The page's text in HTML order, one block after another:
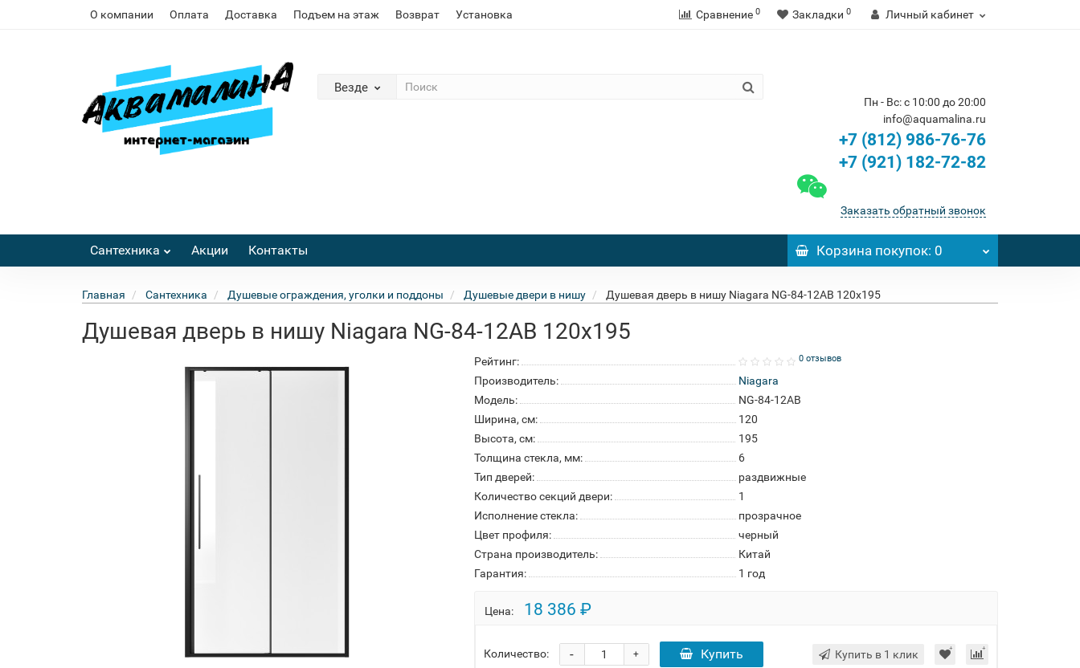
О компании Оплата Доставка Подъем на этаж Возврат Установка Сравнение 0 Закладки 0 Личный кабинет
Везде
Пн - Вс: с 10:00 до 20:00
info@aquamalina.ru
+7 (812) 986-76-76
+7 (921) 182-72-82
Заказать обратный звонок
Сантехника Акции Контакты Корзинапокупок: 0
Главная Сантехника Душевые ограждения, уголки и поддоны Душевые двери в нишу Душевая дверь в нишу Niagara NG-84-12AB 120x195
Душевая дверь в нишу Niagara NG-84-12AB 120x195
Рейтинг: 0 отзывов
Производитель:
Niagara
Модель:
NG-84-12AB
Ширина, см:
120
Высота, см:
195
Толщина стекла, мм:
6
Тип дверей:
раздвижные
Количество секций двери:
1
Исполнение стекла:
прозрачное
Цвет профиля:
черный
Страна производитель:
Китай
Гарантия:
1 год
Цена: 18 386 ₽
Количество: +
- Купить Купить в 1 клик